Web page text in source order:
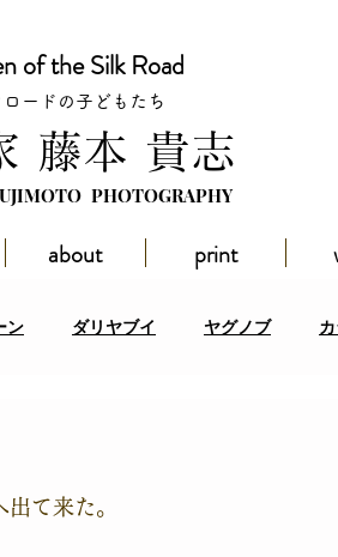
of the Silk Road
ロードの子どもたち
藤本 貴志
PHOTOGRAPHY
about print
ン ダリヤブイ ヤグノブ
て来た。